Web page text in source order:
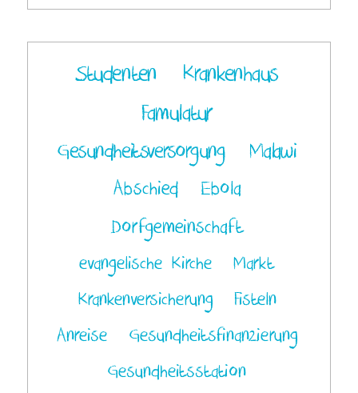
Studenten
Krankenhaus
Famulatur
Gesundheitsversorgung Malawi
Abschied
Ebola
Dorfgemeinschaft
evangelische Kirche
Markt
Krankenversicherung
Fisteln
Anreise
Gesundheitsfinanzierung
Gesundheitsstation